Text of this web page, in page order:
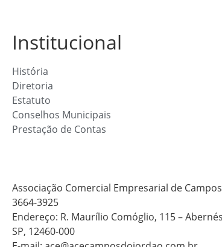
Institucional
História
Diretoria
Estatuto
Conselhos Municipais
Prestação de Contas
Associação Comercial Empresarial de
3664-3925
Endereço: R. Maurílio Comóglio, 115 –
SP, 12460-000